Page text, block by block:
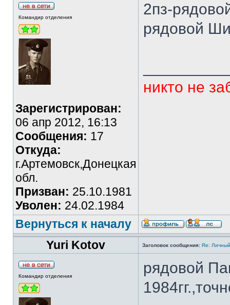
Командир отделения
Зарегистрирован:
06 апр 2012, 16:13
Сообщения: 17
Откуда:
г.Артемовск,Донецкая
обл.
Призван: 25.10.1981
Уволен: 24.02.1984
2пз-
рядовой
никто не
Вернуться к началу
Yuri Kotov
Заголовок сообщения: Re:
Командир отделения
рядовой